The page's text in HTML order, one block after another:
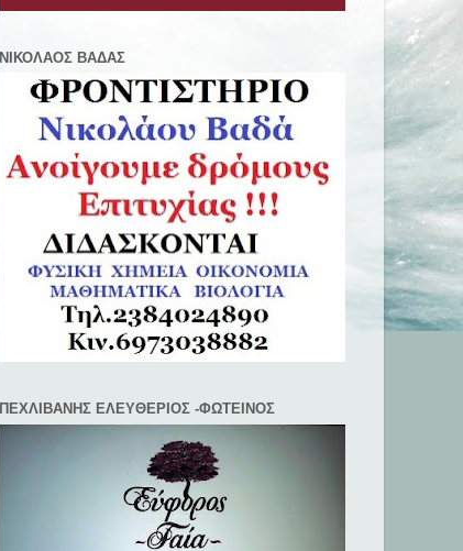
ΝΙΚΟΛΑΟΣ ΒΑΔΑΣ
ΠΕΧΛΙΒANΗΣ ΕΛΕΥΘΕΡΙΟΣ -ΦΩΤΕΙΝΟΣ